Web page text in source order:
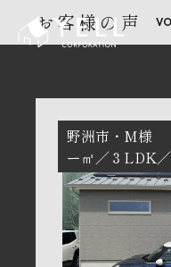
お客様の声
野洲市
M様
ー㎡
３LDK